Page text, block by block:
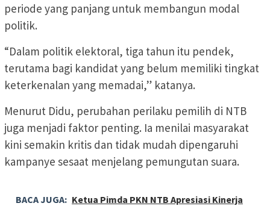
periode yang panjang untuk membangun modal
politik.
“Dalam politik elektoral, tiga tahun itu pendek,
terutama bagi kandidat yang belum memiliki tingkat
keterkenalan yang memadai,” katanya.
Menurut Didu, perubahan perilaku pemilih di NTB
juga menjadi faktor penting. Ia menilai masyarakat
kini semakin kritis dan tidak mudah dipengaruhi
kampanye sesaat menjelang pemungutan suara.
BACA JUGA: Ketua Pimda PKN NTB Apresiasi Kinerja